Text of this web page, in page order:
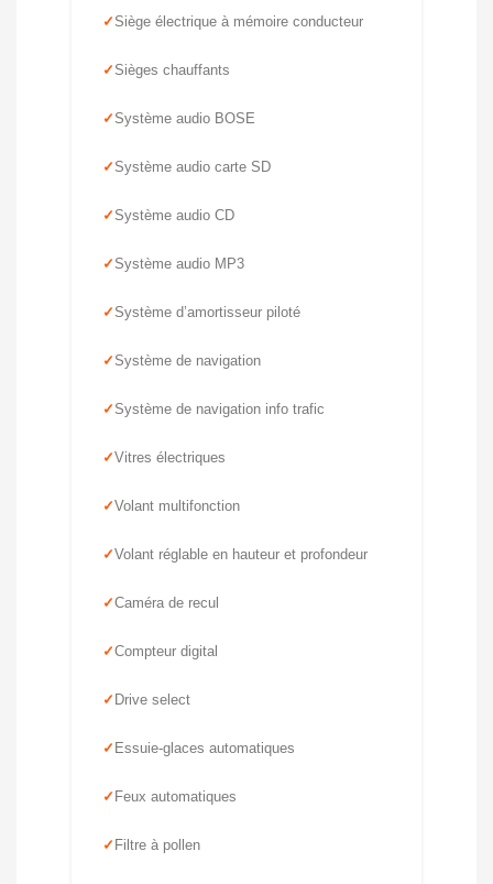
Siège électrique à mémoire conducteur
Sièges chauffants
Système audio BOSE
Système audio carte SD
Système audio CD
Système audio MP3
Système d’amortisseur piloté
Système de navigation
Système de navigation info trafic
Vitres électriques
Volant multifonction
Volant réglable en hauteur et profondeur
Caméra de recul
Compteur digital
Drive select
Essuie-glaces automatiques
Feux automatiques
Filtre à pollen